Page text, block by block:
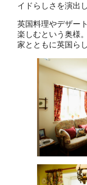
イドらしさを演出
英国料理やデザー
楽しむという奥様。
家とともに英国ら